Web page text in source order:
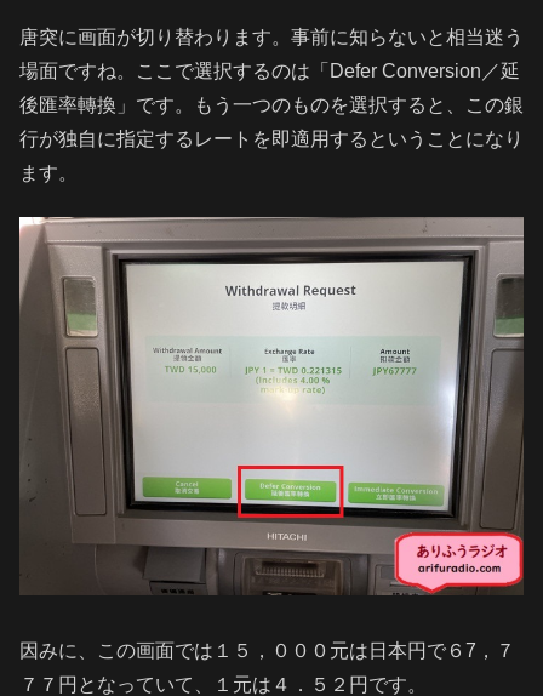
唐突に画面が切り替わります。事前に知らないと相当迷う
場面ですね。ここで選択するのは「Defer Conversion／延
後匯率轉換」です。もう一つのものを選択すると、この銀
行が独自に指定するレートを即適用するということになり
ます。
因みに、この画面では１５，０００元は日本円で６7，７
７７円となっていて、１元は４．５２円です。